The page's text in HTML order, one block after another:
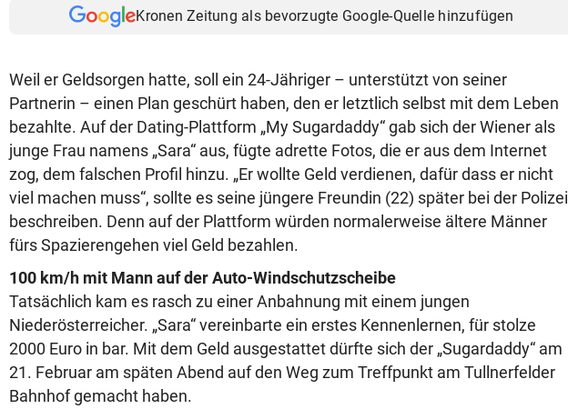
Kronen Zeitung als bevorzugte Google-Quelle hinzufügen
Weil er Geldsorgen hatte, soll ein 24-Jähriger – unterstützt von seiner
Partnerin – einen Plan geschürt haben, den er letztlich selbst mit dem Leben
bezahlte. Auf der Dating-Plattform „My Sugardaddy“ gab sich der Wiener als
junge Frau namens „Sara“ aus, fügte adrette Fotos, die er aus dem Internet
zog, dem falschen Profil hinzu. „Er wollte Geld verdienen, dafür dass er nicht
viel machen muss“, sollte es seine jüngere Freundin (22) später bei der Polizei
beschreiben. Denn auf der Plattform würden normalerweise ältere Männer
fürs Spazierengehen viel Geld bezahlen.
100 km/h mit Mann auf der Auto-Windschutzscheibe
Tatsächlich kam es rasch zu einer Anbahnung mit einem jungen
Niederösterreicher. „Sara“ vereinbarte ein erstes Kennenlernen, für stolze
2000 Euro in bar. Mit dem Geld ausgestattet dürfte sich der „Sugardaddy“ am
21. Februar am späten Abend auf den Weg zum Treffpunkt am Tullnerfelder
Bahnhof gemacht haben.